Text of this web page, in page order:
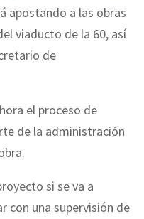
apostando a las obras
viaducto de la 60, así
de
el proceso de
de la administración
si se va a
con una supervisión de